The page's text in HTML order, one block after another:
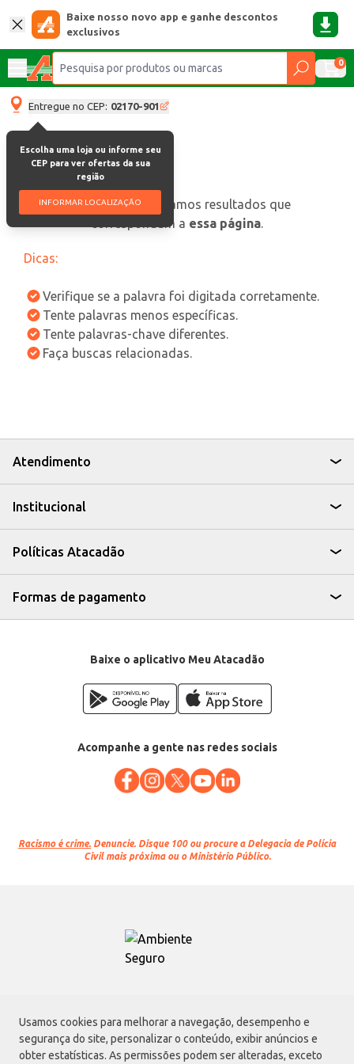
Usamos cookies para melhorar a navegação, desempenho e
segurança do site, personalizar o conteúdo, exibir anúncios e
obter estatísticas. As permissões podem ser alteradas, exceto
Baixe nosso novo app e ganhe descontos
exclusivos
0
Entregue no CEP: 02170-901
Escolha uma loja ou informe seu
CEP para ver ofertas da sua
região
INFORMAR LOCALIZAÇÃO
oops, não encontramos resultados que
correspondam a essa página.
Dicas:
Verifique se a palavra foi digitada corretamente.
Tente palavras menos específicas.
Tente palavras-chave diferentes.
Faça buscas relacionadas.
Atendimento
Institucional
Políticas Atacadão
Formas de pagamento
Baixe o aplicativo Meu Atacadão
Acompanhe a gente nas redes sociais
Racismo é crime. Denuncie. Disque 100 ou procure a Delegacia de Polícia
Civil mais próxima ou o Ministério Público.
Atacadão S.A.
Avenida Morvan Dias de Figueiredo, 6169, Vila Maria, São Paulo - SP | CEP
02170-901 | CNPJ: 75.315.333/0001-09